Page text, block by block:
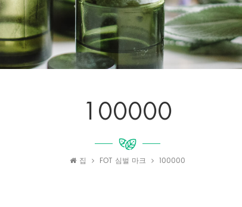
100000
집 FOT 심벌 마크 100000